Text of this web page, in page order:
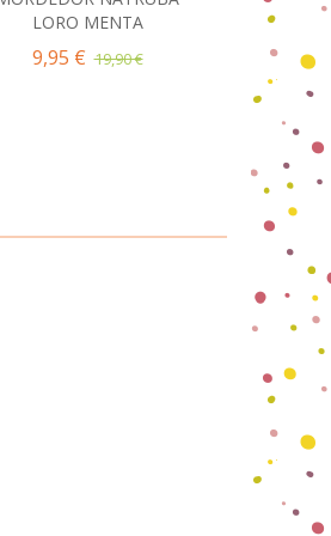
LORO MENTA
9,95 € 19,90 €
FRESH